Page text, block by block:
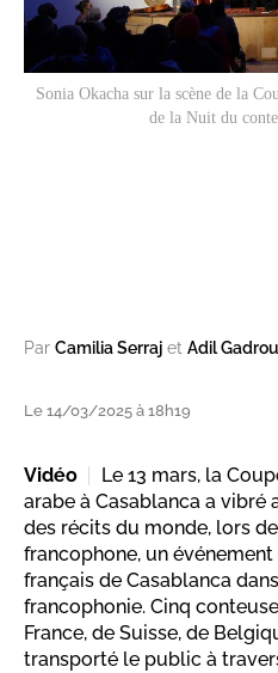
Sonia Okacha sur la scène de la
de la Nuit du
Par Camilia Serraj et Adil
Le 14/03/2025 à 18h19
Vidéo
Le 13 mars, la
arabe à Casablanca a vibré
des récits du monde, lors
francophone, un
français de Casablanca
francophonie. Cinq
France, de Suisse, de
transporté le public à